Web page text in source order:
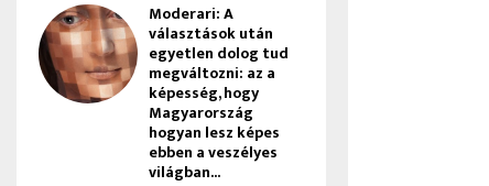
Moderari: A
választások után
egyetlen dolog tud
megváltozni: az a
képesség, hogy
Magyarország
hogyan lesz képes
ebben a veszélyes
világban...